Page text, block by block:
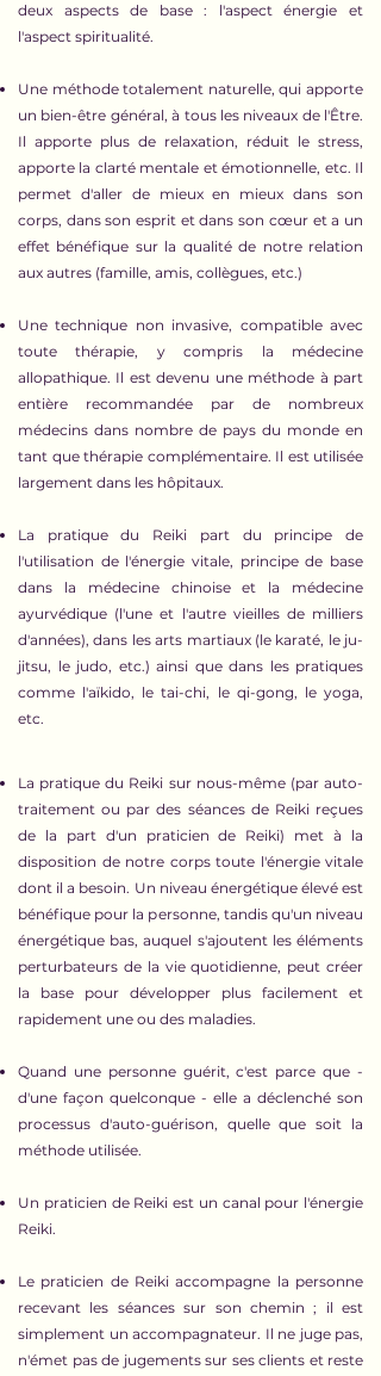
deux aspects de base : l'aspect énergie et
l'aspect spiritualité.
Une méthode totalement naturelle, qui apporte
un bien-être général, à tous les niveaux de l'Être.
Il apporte plus de relaxation, réduit le stress,
apporte la clarté mentale et émotionnelle, etc. Il
permet d'aller de mieux en mieux dans son
corps, dans son esprit et dans son cœur et a un
effet bénéfique sur la qualité de notre relation
aux autres (famille, amis, collègues, etc.)
Une technique non invasive, compatible avec
toute thérapie, y compris la médecine
allopathique. Il est devenu une méthode à part
entière recommandée par de nombreux
médecins dans nombre de pays du monde en
tant que thérapie complémentaire. Il est utilisée
largement dans les hôpitaux.
La pratique du Reiki part du principe de
l'utilisation de l'énergie vitale, principe de base
dans la médecine chinoise et la médecine
ayurvédique (l'une et l'autre vieilles de milliers
d'années), dans les arts martiaux (le karaté, le ju-
jitsu, le judo, etc.) ainsi que dans les pratiques
comme l'aïkido, le tai-chi, le qi-gong, le yoga,
etc.
La pratique du Reiki sur nous-même (par auto-
traitement ou par des séances de Reiki reçues
de la part d'un praticien de Reiki) met à la
disposition de notre corps toute l'énergie vitale
dont il a besoin. Un niveau énergétique élevé est
bénéfique pour la personne, tandis qu'un niveau
énergétique bas, auquel s'ajoutent les éléments
perturbateurs de la vie quotidienne, peut créer
la base pour développer plus facilement et
rapidement une ou des maladies.
Quand une personne guérit, c'est parce que -
d'une façon quelconque - elle a déclenché son
processus d'auto-guérison, quelle que soit la
méthode utilisée.
Un praticien de Reiki est un canal pour l'énergie
Reiki.
Le praticien de Reiki accompagne la personne
recevant les séances sur son chemin ; il est
simplement un accompagnateur. Il ne juge pas,
n'émet pas de jugements sur ses clients et reste